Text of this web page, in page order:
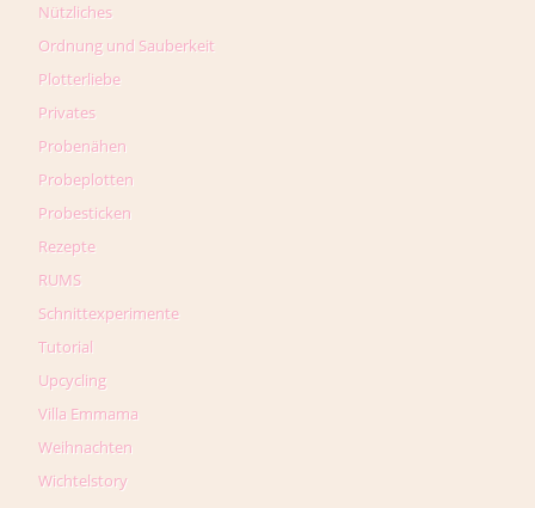
Nützliches
Ordnung und Sauberkeit
Plotterliebe
Privates
Probenähen
Probeplotten
Probesticken
Rezepte
RUMS
Schnittexperimente
Tutorial
Upcycling
Villa Emmama
Weihnachten
Wichtelstory